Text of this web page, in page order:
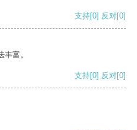
支持[0] 反对[0]
富。
支持[0] 反对[0]